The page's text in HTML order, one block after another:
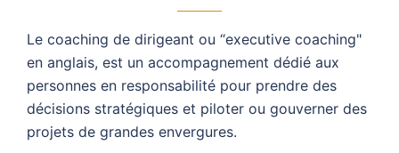
Le coaching de dirigeant ou “executive coaching"
en anglais, est un accompagnement dédié aux
personnes en responsabilité pour prendre des
décisions stratégiques et piloter ou gouverner des
projets de grandes envergures.